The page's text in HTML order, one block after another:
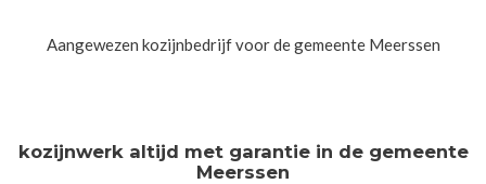
Aangewezen kozijnbedrijf voor de gemeente Meerssen
kozijnwerk altijd met garantie in de gemeente
Meerssen